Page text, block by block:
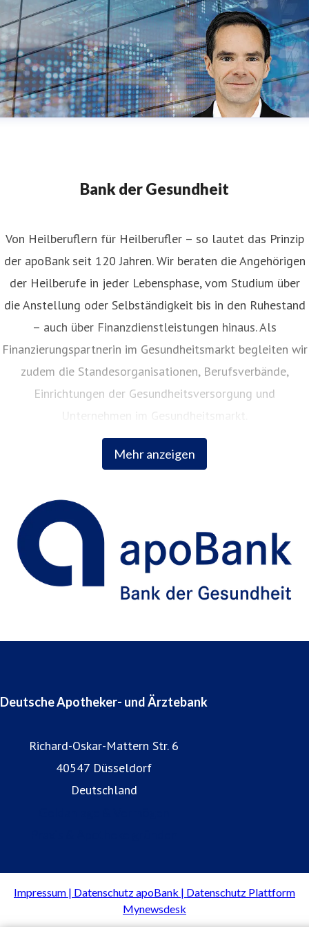
Bank der Gesundheit
Mehr anzeigen
Von Heilberuflern für Heilberufler – so lautet das Prinzip
der apoBank seit 120 Jahren. Wir beraten die Angehörigen
der Heilberufe in jeder Lebensphase, vom Studium über
die Anstellung oder Selbständigkeit bis in den Ruhestand
– auch über Finanzdienstleistungen hinaus. Als
Finanzierungspartnerin im Gesundheitsmarkt begleiten wir
zudem die Standesorganisationen, Berufsverbände,
Einrichtungen der Gesundheitsversorgung und
Unternehmen im Gesundheitsmarkt.
Deutsche Apotheker- und Ärztebank
Richard-Oskar-Mattern Str. 6
40547 Düsseldorf
Deutschland